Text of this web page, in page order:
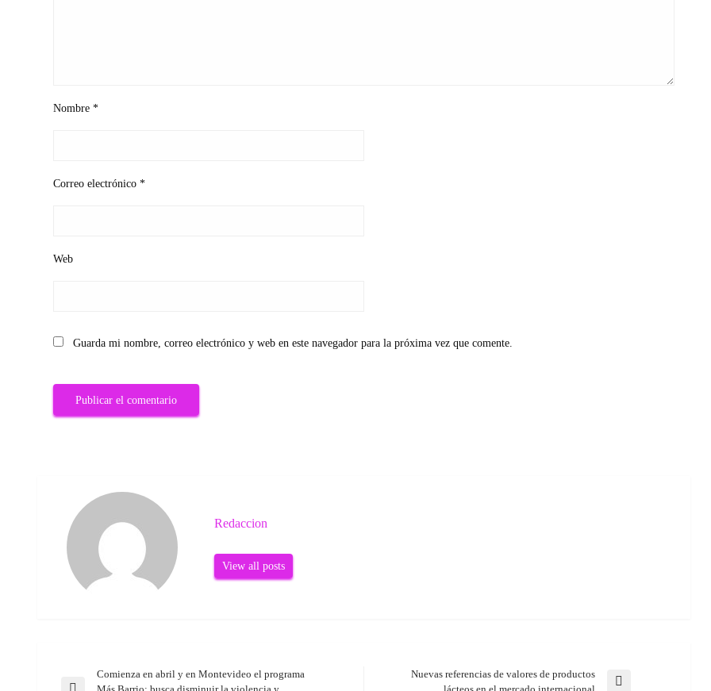
Nombre *
Correo electrónico *
Web
Guarda mi nombre, correo electrónico y web en este navegador para la próxima vez que comente.
Redaccion
View all posts
Comienza en abril y en Montevideo el programa
Nuevas referencias de valores de productos